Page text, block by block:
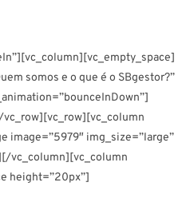
somos e o que é o SBgestor?”
image=”5979″ img_size=”large”
vc_column][vc_column
height=”20px”]